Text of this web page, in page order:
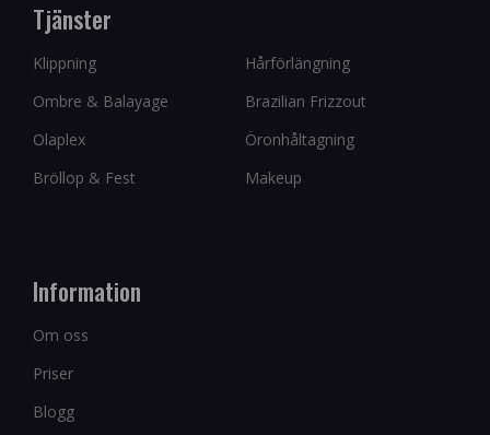
Tjänster
Klippning
Hårförlängning
Ombre & Balayage
Brazilian Frizzout
Olaplex
Öronhåltagning
Bröllop & Fest
Makeup
Information
Om oss
Priser
Blogg